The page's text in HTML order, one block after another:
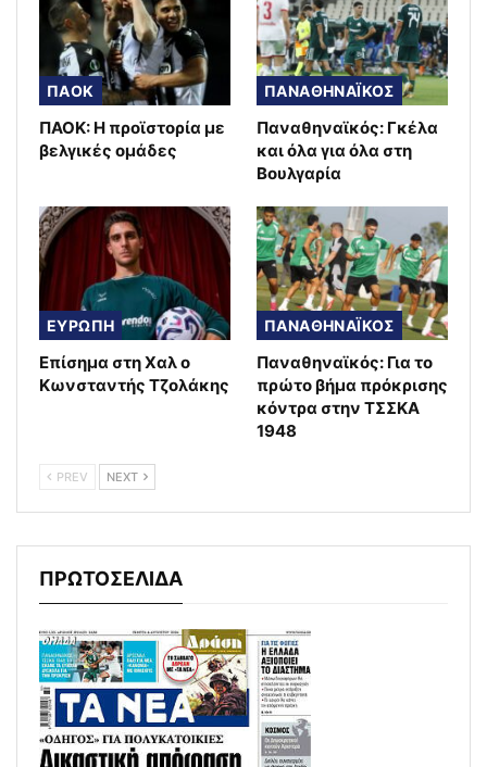
ΠΑΟΚ
ΠΑΟΚ: Η προϊστορία με
βελγικές ομάδες
ΠΑΝΑΘΗΝΑΪΚΟΣ
Παναθηναϊκός: Γκέλα
και όλα για όλα στη
Βουλγαρία
ΕΥΡΩΠΗ
Επίσημα στη Χαλ ο
Κωνσταντής Τζολάκης
ΠΑΝΑΘΗΝΑΪΚΟΣ
Παναθηναϊκός: Για το
πρώτο βήμα πρόκρισης
κόντρα στην ΤΣΣΚΑ
1948
PREV NEXT
ΠΡΩΤΟΣΕΛΙΔΑ